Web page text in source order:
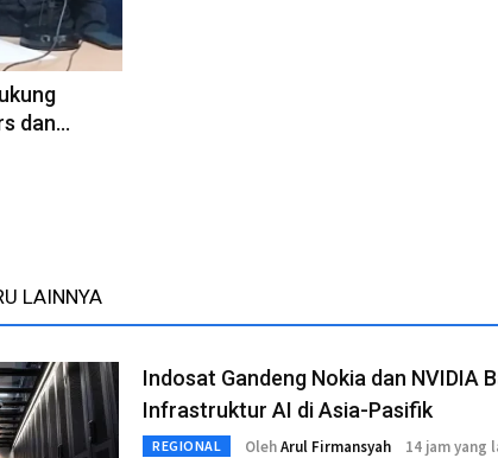
dan
LAINNYA
Indosat Gandeng Nokia dan NVIDIA
Infrastruktur AI di Asia-Pasifik
REGIONAL OlehArul Firmansyah 14 jam yang